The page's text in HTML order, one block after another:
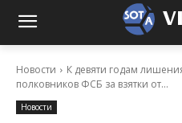
Новости
К девяти годам
полковников ФСБ за взятки от...
Новости